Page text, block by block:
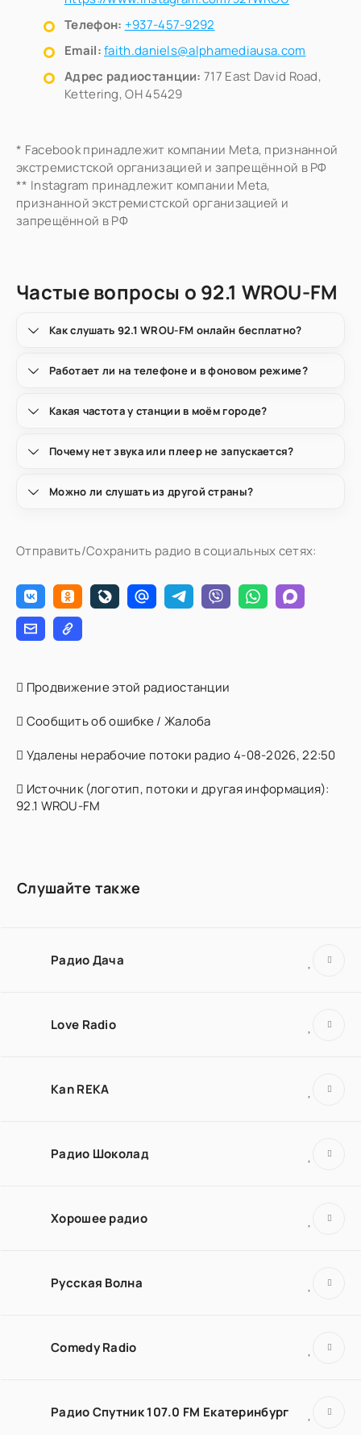
Телефон: +937-457-9292
Email:faith.daniels@alphamediausa.com
Адрес радиостанции: 717 East David Road,
Kettering, OH 45429
* Facebook принадлежит компании Meta, признанной
экстремистской организацией и запрещённой в РФ
** Instagram принадлежит компании Meta,
признанной экстремистской организацией и
запрещённой в РФ
Частые вопросы о 92.1 WROU-FM
Как слушать 92.1 WROU-FM онлайн бесплатно?
Работает ли на телефоне и в фоновом режиме?
Какая частота у станции в моём городе?
Почему нет звука или плеер не запускается?
Можно ли слушать из другой страны?
Отправить/Сохранить радио в социальных сетях:
Продвижение этой радиостанции
Сообщить об ошибке / Жалоба
Удалены нерабочие потоки радио 4-08-2026, 22:50
Источник (логотип, потоки и другая информация):
92.1 WROU-FM
Слушайте также
Радио Дача
Love Radio
Kan REKA
Радио Шоколад
Хорошее радио
Русская Волна
Comedy Radio
Радио Спутник 107.0 FM Екатеринбург